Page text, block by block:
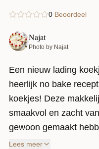
0 Beoordeel
Najat
Photo by Najat
Een nieuw lading
heerlijk no bake
koekjes! Deze
smaakvol en zacht
gewoon gemaakt
natuurlijk afgemaakt
Lees meer